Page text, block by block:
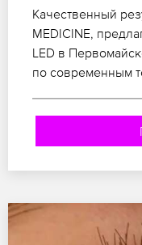
Качественный
MEDICINE,
LED в
по современным